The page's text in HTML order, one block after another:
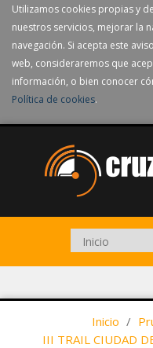
Utilizamos cookies propias y
nuestros servicios, mejorar la
navegación. Si acepta este
web, consideraremos que
información, o bien conocer
Política de cookies.
Inicio /
III TRAIL CIUDAD